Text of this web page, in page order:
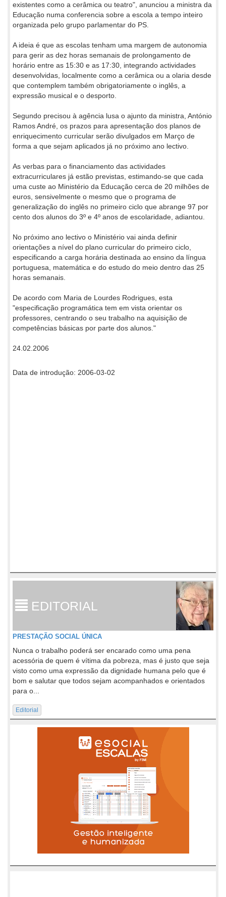
existentes como a cerâmica ou teatro", anunciou a ministra da
Educação numa conferencia sobre a escola a tempo inteiro
organizada pelo grupo parlamentar do PS.
A ideia é que as escolas tenham uma margem de autonomia
para gerir as dez horas semanais de prolongamento de
horário entre as 15:30 e as 17:30, integrando actividades
desenvolvidas, localmente como a cerâmica ou a olaria desde
que contemplem também obrigatoriamente o inglês, a
expressão musical e o desporto.
Segundo precisou à agência lusa o ajunto da ministra, António
Ramos André, os prazos para apresentação dos planos de
enriquecimento curricular serão divulgados em Março de
forma a que sejam aplicados já no próximo ano lectivo.
As verbas para o financiamento das actividades
extracurriculares já estão previstas, estimando-se que cada
uma custe ao Ministério da Educação cerca de 20 milhões de
euros, sensivelmente o mesmo que o programa de
generalização do inglês no primeiro ciclo que abrange 97 por
cento dos alunos do 3º e 4º anos de escolaridade, adiantou.
No próximo ano lectivo o Ministério vai ainda definir
orientações a nível do plano curricular do primeiro ciclo,
especificando a carga horária destinada ao ensino da língua
portuguesa, matemática e do estudo do meio dentro das 25
horas semanais.
De acordo com Maria de Lourdes Rodrigues, esta
"especificação programática tem em vista orientar os
professores, centrando o seu trabalho na aquisição de
competências básicas por parte dos alunos."
24.02.2006
Data de introdução: 2006-03-02
EDITORIAL
PRESTAÇÃO SOCIAL ÚNICA
Nunca o trabalho poderá ser encarado como uma pena
acessória de quem é vítima da pobreza, mas é justo que seja
visto como uma expressão da dignidade humana pelo que é
bom e salutar que todos sejam acompanhados e orientados
para o...
Editorial